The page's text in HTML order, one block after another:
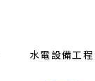
水電設備工程